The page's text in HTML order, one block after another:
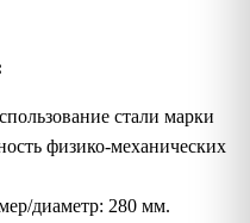
стали марки
физико-механических
диаметр: 280 мм.